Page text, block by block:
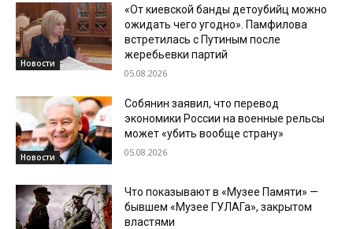
Новости
«От киевской банды детоубийц можно
ожидать чего угодно». Памфилова
встретилась с Путиным после
жеребьевки партий
05.08.2026
Новости
Собянин заявил, что перевод
экономики России на военные рельсы
может «убить вообще страну»
05.08.2026
Что показывают в «Музее Памяти» —
бывшем «Музее ГУЛАГа», закрытом
властями